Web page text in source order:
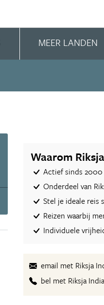
MEER LANDEN
Waarom
Actief sinds 2000
Onderdeel van
Stel je ideale reis
Reizen waarbij
Individuele
email met Riksja
bel met Riksja India